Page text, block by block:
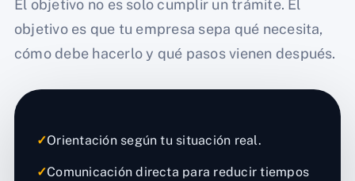
El objetivo no es solo cumplir un trámite. El
objetivo es que tu empresa sepa qué necesita,
cómo debe hacerlo y qué pasos vienen después.
✓Orientación según tu situación real.
✓Comunicación directa para reducir tiempos